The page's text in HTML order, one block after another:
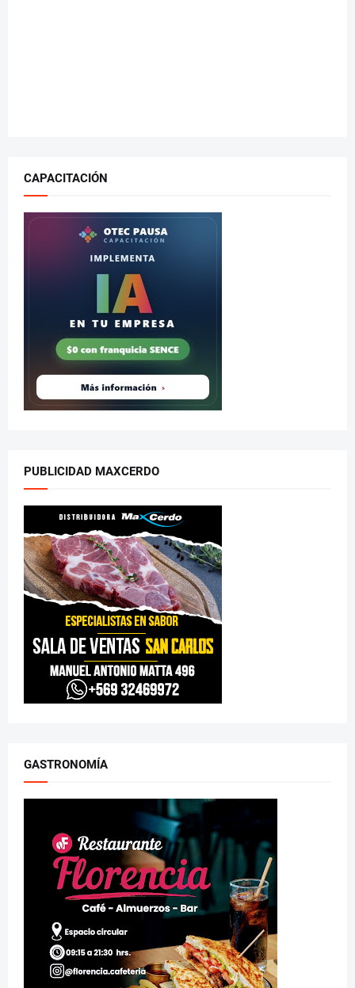
CAPACITACIÓN
PUBLICIDAD MAXCERDO
GASTRONOMÍA